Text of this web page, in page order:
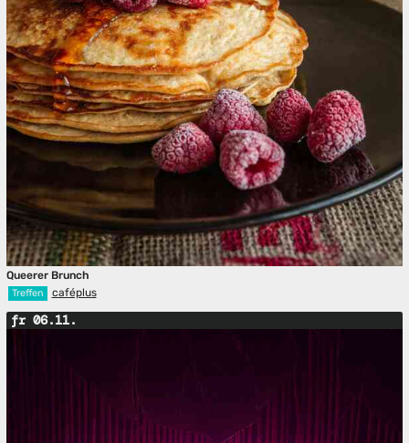
Queerer Brunch
Treffen caféplus
fr 06.11.